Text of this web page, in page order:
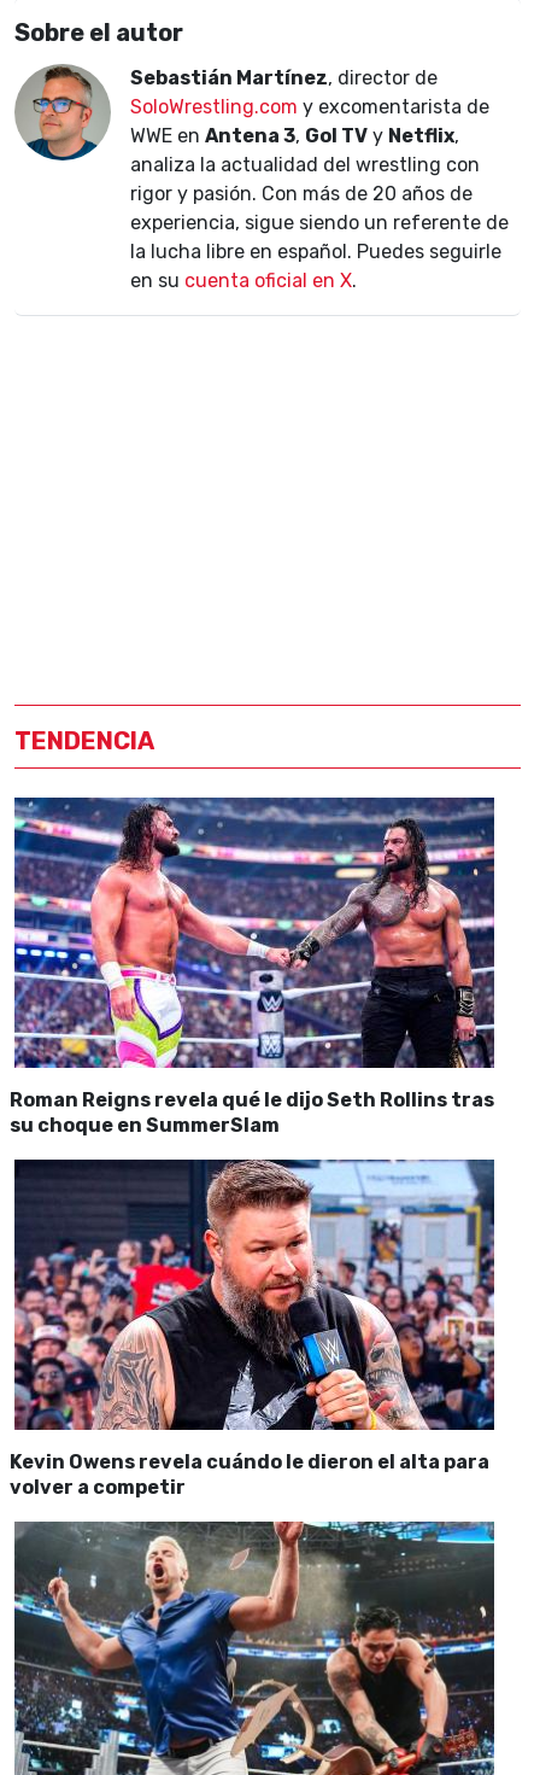
Sobre el autor
Sebastián Martínez, director de
SoloWrestling.com y excomentarista de
WWE en Antena 3, Gol TV y Netflix,
analiza la actualidad del wrestling con
rigor y pasión. Con más de 20 años de
experiencia, sigue siendo un referente de
la lucha libre en español. Puedes seguirle
en su cuenta oficial en X.
TENDENCIA
Roman Reigns revela qué le dijo Seth Rollins tras
su choque en SummerSlam
Kevin Owens revela cuándo le dieron el alta para
volver a competir